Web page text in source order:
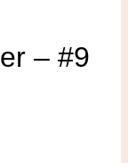
– #9